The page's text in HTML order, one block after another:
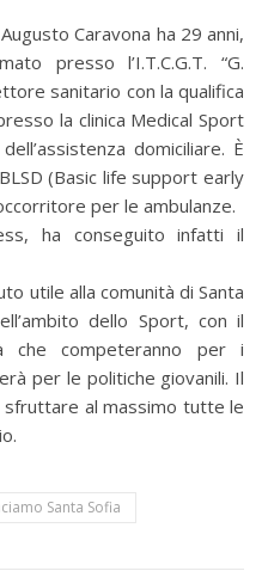
Caravona ha 29 anni,
presso l’I.T.C.G.T. “G.
sanitario con la qualifica
la clinica Medical Sport
domiciliare. È
(Basic life support early
per le ambulanze.
ha conseguito infatti il
utile alla comunità di Santa
dello Sport, con il
competeranno per i
per le politiche giovanili. Il
al massimo tutte le
Santa Sofia